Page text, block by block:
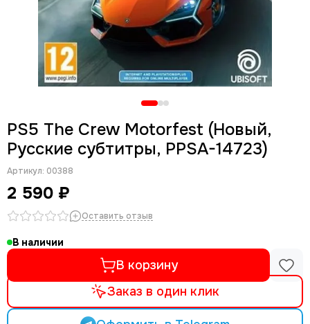
PS5 The Crew Motorfest (Новый,
Русские субтитры, PPSA-14723)
Артикул: 00388
2 590 ₽
Оставить отзыв
В наличии
В корзину
Заказ в один клик